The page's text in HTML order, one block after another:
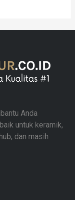
Anda
untuk keramik,
dan masih